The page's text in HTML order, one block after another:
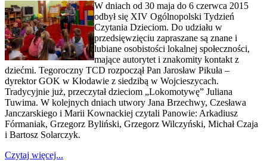
W dniach od 30 maja do 6 czerwca 2015
odbył się XIV Ogólnopolski Tydzień
Czytania Dzieciom. Do udziału w
przedsięwzięciu zapraszane są znane i
lubiane osobistości lokalnej społeczności,
mające autorytet i znakomity kontakt z
dziećmi. Tegoroczny TCD rozpoczął Pan Jarosław Pikuła –
dyrektor GOK w Kłodawie z siedzibą w Wojcieszycach.
Tradycyjnie już, przeczytał dzieciom „Lokomotywę” Juliana
Tuwima. W kolejnych dniach utwory Jana Brzechwy, Czesława
Janczarskiego i Marii Kownackiej czytali Panowie: Arkadiusz
Fórmaniak, Grzegorz Byliński, Grzegorz Wilczyński, Michał Czaja
i Bartosz Solarczyk.
Czytaj więcej...